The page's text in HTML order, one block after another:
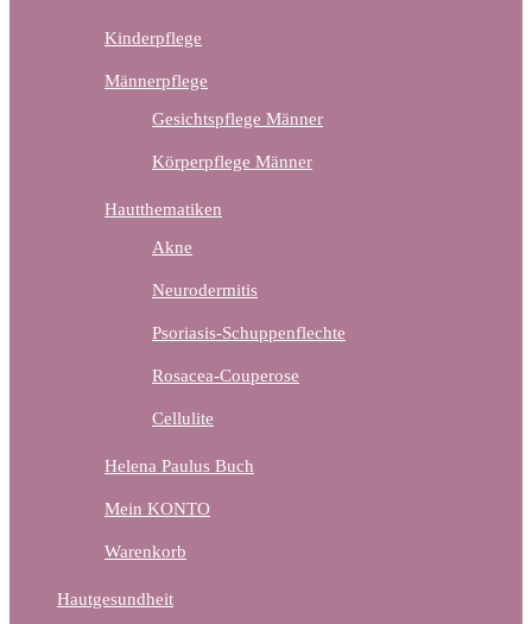
Kinderpflege
Männerpflege
Gesichtspflege Männer
Körperpflege Männer
Hautthematiken
Akne
Neurodermitis
Psoriasis-Schuppenflechte
Rosacea-Couperose
Cellulite
Helena Paulus Buch
Mein KONTO
Warenkorb
Hautgesundheit